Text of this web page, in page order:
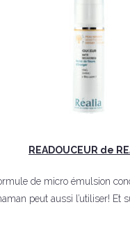
READOUCEUR de
de micro émulsion
peut aussi l’utiliser! Et